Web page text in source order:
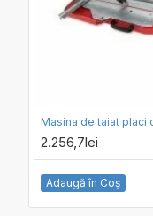
2.256,7lei
Adaugă în Coş